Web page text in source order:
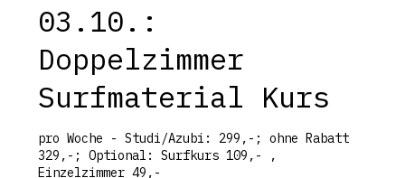
03.10.:
Doppelzimmer
Surfmaterial Kurs
pro Woche - Studi/Azubi: 299,-; ohne Rabatt
329,-; Optional: Surfkurs 109,- ,
Einzelzimmer 49,-